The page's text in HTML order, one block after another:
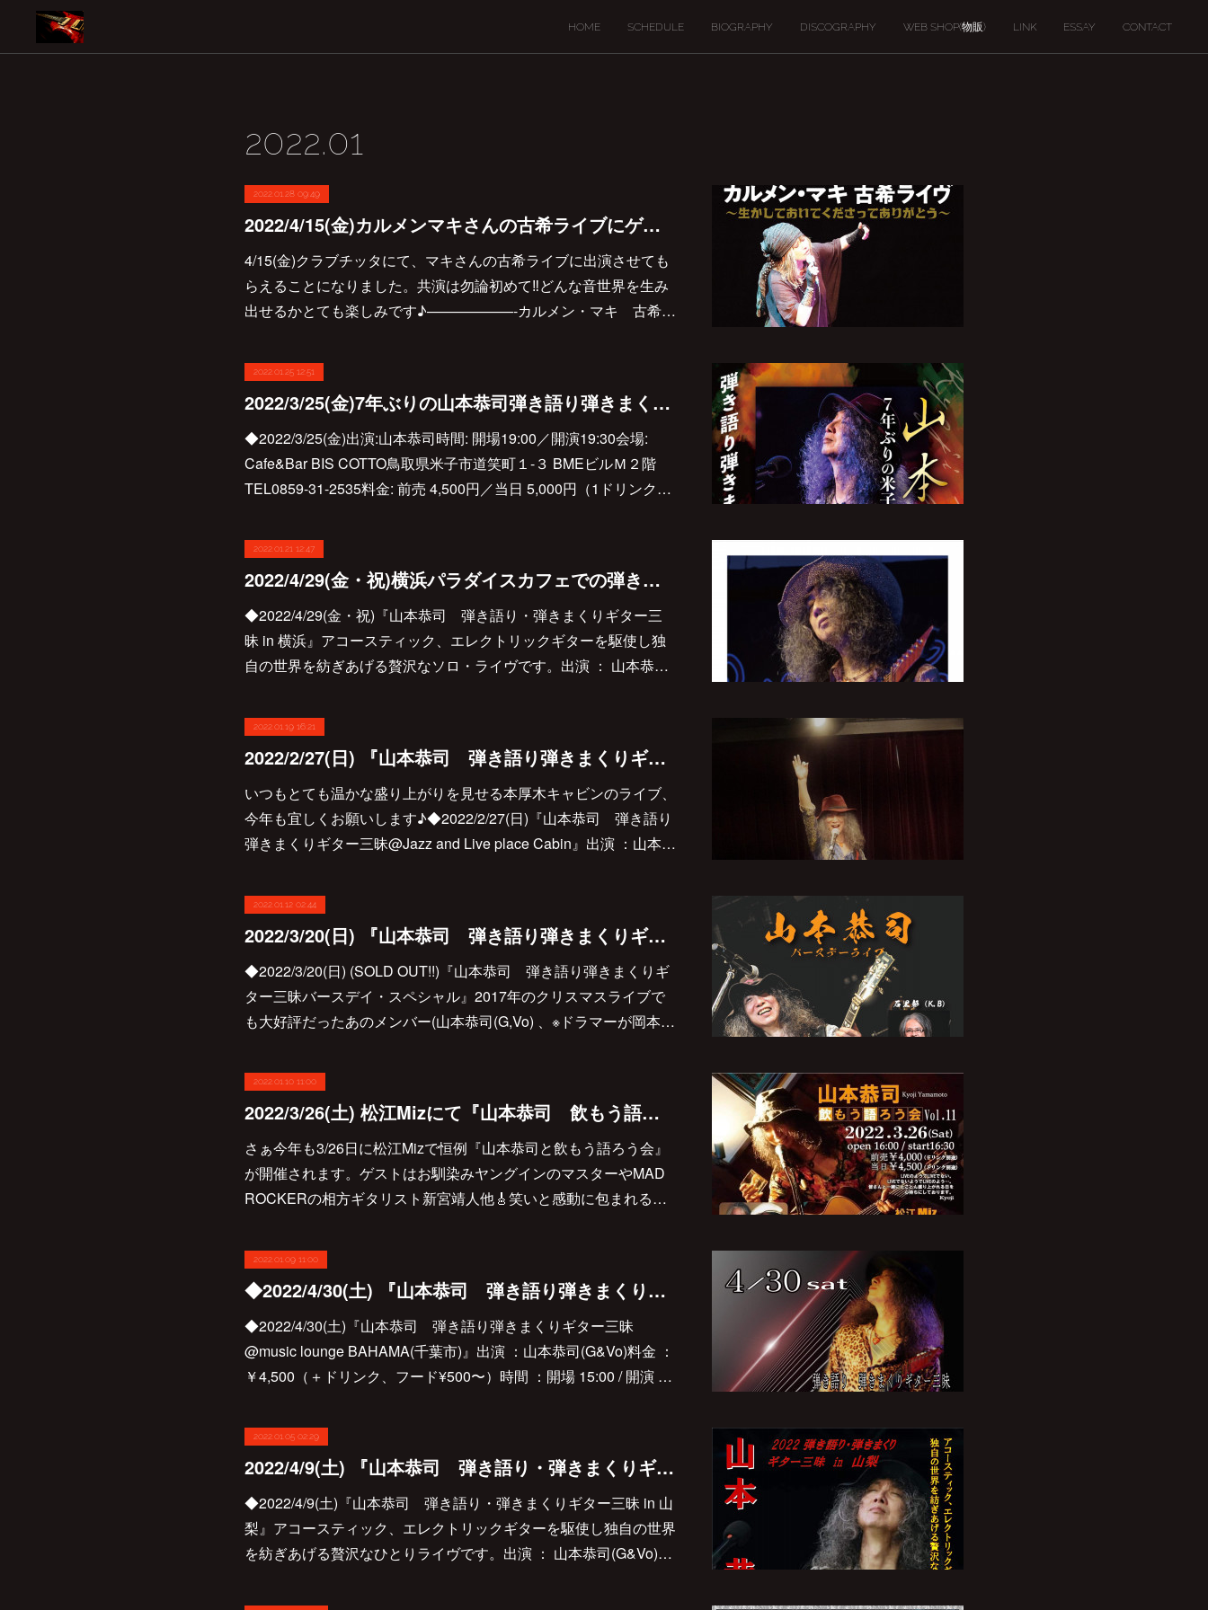
HOME SCHEDULE BIOGRAPHY DISCOGRAPHY WEB SHOP(物販) LINK ESSAY CONTACT
2022.01
2022.01.28 09:49
2022/4/15(金)カルメンマキさんの古希ライブにゲスト出演決定しました♪
4/15(金)クラブチッタにて、マキさんの古希ライブに出演させても
らえることになりました。共演は勿論初めて‼️どんな音世界を生み
出せるかとても楽しみです♪——————-カルメン・マキ 古希…
2022.01.25 12:51
2022/3/25(金)7年ぶりの山本恭司弾き語り弾きまくりギター三昧米子公演決定しました♪
◆2022/3/25(金)出演:山本恭司時間: 開場19:00／開演19:30会場:
Cafe&Bar BIS COTTO鳥取県米子市道笑町１-３ BMEビルＭ２階
TEL0859-31-2535料金: 前売 4,500円／当日 5,000円（1ドリンク…
2022.01.21 12:47
2022/4/29(金・祝)横浜パラダイスカフェでの弾き語り弾きまくりギター三昧決まりました♪
◆2022/4/29(金・祝)『山本恭司 弾き語り・弾きまくりギター三
昧 in 横浜』アコースティック、エレクトリックギターを駆使し独
自の世界を紡ぎあげる贅沢なソロ・ライヴです。出演 ： 山本恭…
2022.01.19 16:21
2022/2/27(日) 『山本恭司 弾き語り弾きまくりギター三昧が決まりました♪
いつもとても温かな盛り上がりを見せる本厚木キャビンのライブ、
今年も宜しくお願いします♪◆2022/2/27(日)『山本恭司 弾き語り
弾きまくりギター三昧@Jazz and Live place Cabin』出演 ：山本…
2022.01.12 02:44
2022/3/20(日) 『山本恭司 弾き語り弾きまくりギター三昧バースデイ・スペシャル』決定しました♪
◆2022/3/20(日) (SOLD OUT!!)『山本恭司 弾き語り弾きまくりギ
ター三昧バースデイ・スペシャル』2017年のクリスマスライブで
も大好評だったあのメンバー(山本恭司(G,Vo) 、※ドラマーが岡本…
2022.01.10 11:00
2022/3/26(土) 松江Mizにて『山本恭司 飲もう語ろう会 Vol.11』
さぁ今年も3/26日に松江Mizで恒例『山本恭司と飲もう語ろう会』
が開催されます。ゲストはお馴染みヤングインのマスターやMAD
ROCKERの相方ギタリスト新宮靖人他🎸笑いと感動に包まれる…
2022.01.09 11:00
◆2022/4/30(土) 『山本恭司 弾き語り弾きまくりギター三昧@music lounge BAHAMA(千葉市)』決定しました♪
◆2022/4/30(土)『山本恭司 弾き語り弾きまくりギター三昧
@music lounge BAHAMA(千葉市)』出演 ：山本恭司(G&Vo)料金 ：
￥4,500（＋ドリンク、フード¥500〜）時間 ：開場 15:00 / 開演 …
2022.01.05 02:29
2022/4/9(土) 『山本恭司 弾き語り・弾きまくりギター三昧 in 山梨』決定しました♪
◆2022/4/9(土)『山本恭司 弾き語り・弾きまくりギター三昧 in 山
梨』アコースティック、エレクトリックギターを駆使し独自の世界
を紡ぎあげる贅沢なひとりライヴです。出演 ： 山本恭司(G&Vo)…